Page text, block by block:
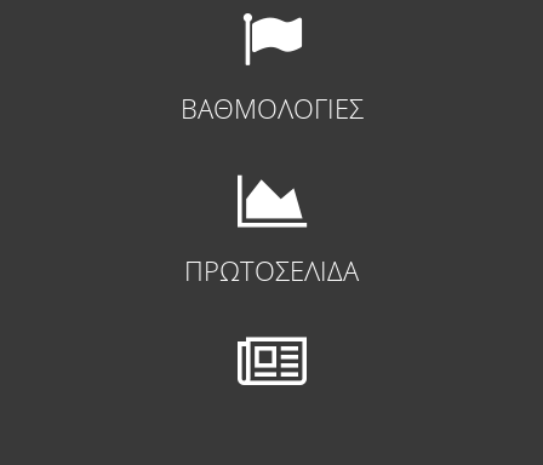
ΒΑΘΜΟΛΟΓΙΕΣ
ΠΡΩΤΟΣΕΛΙΔΑ